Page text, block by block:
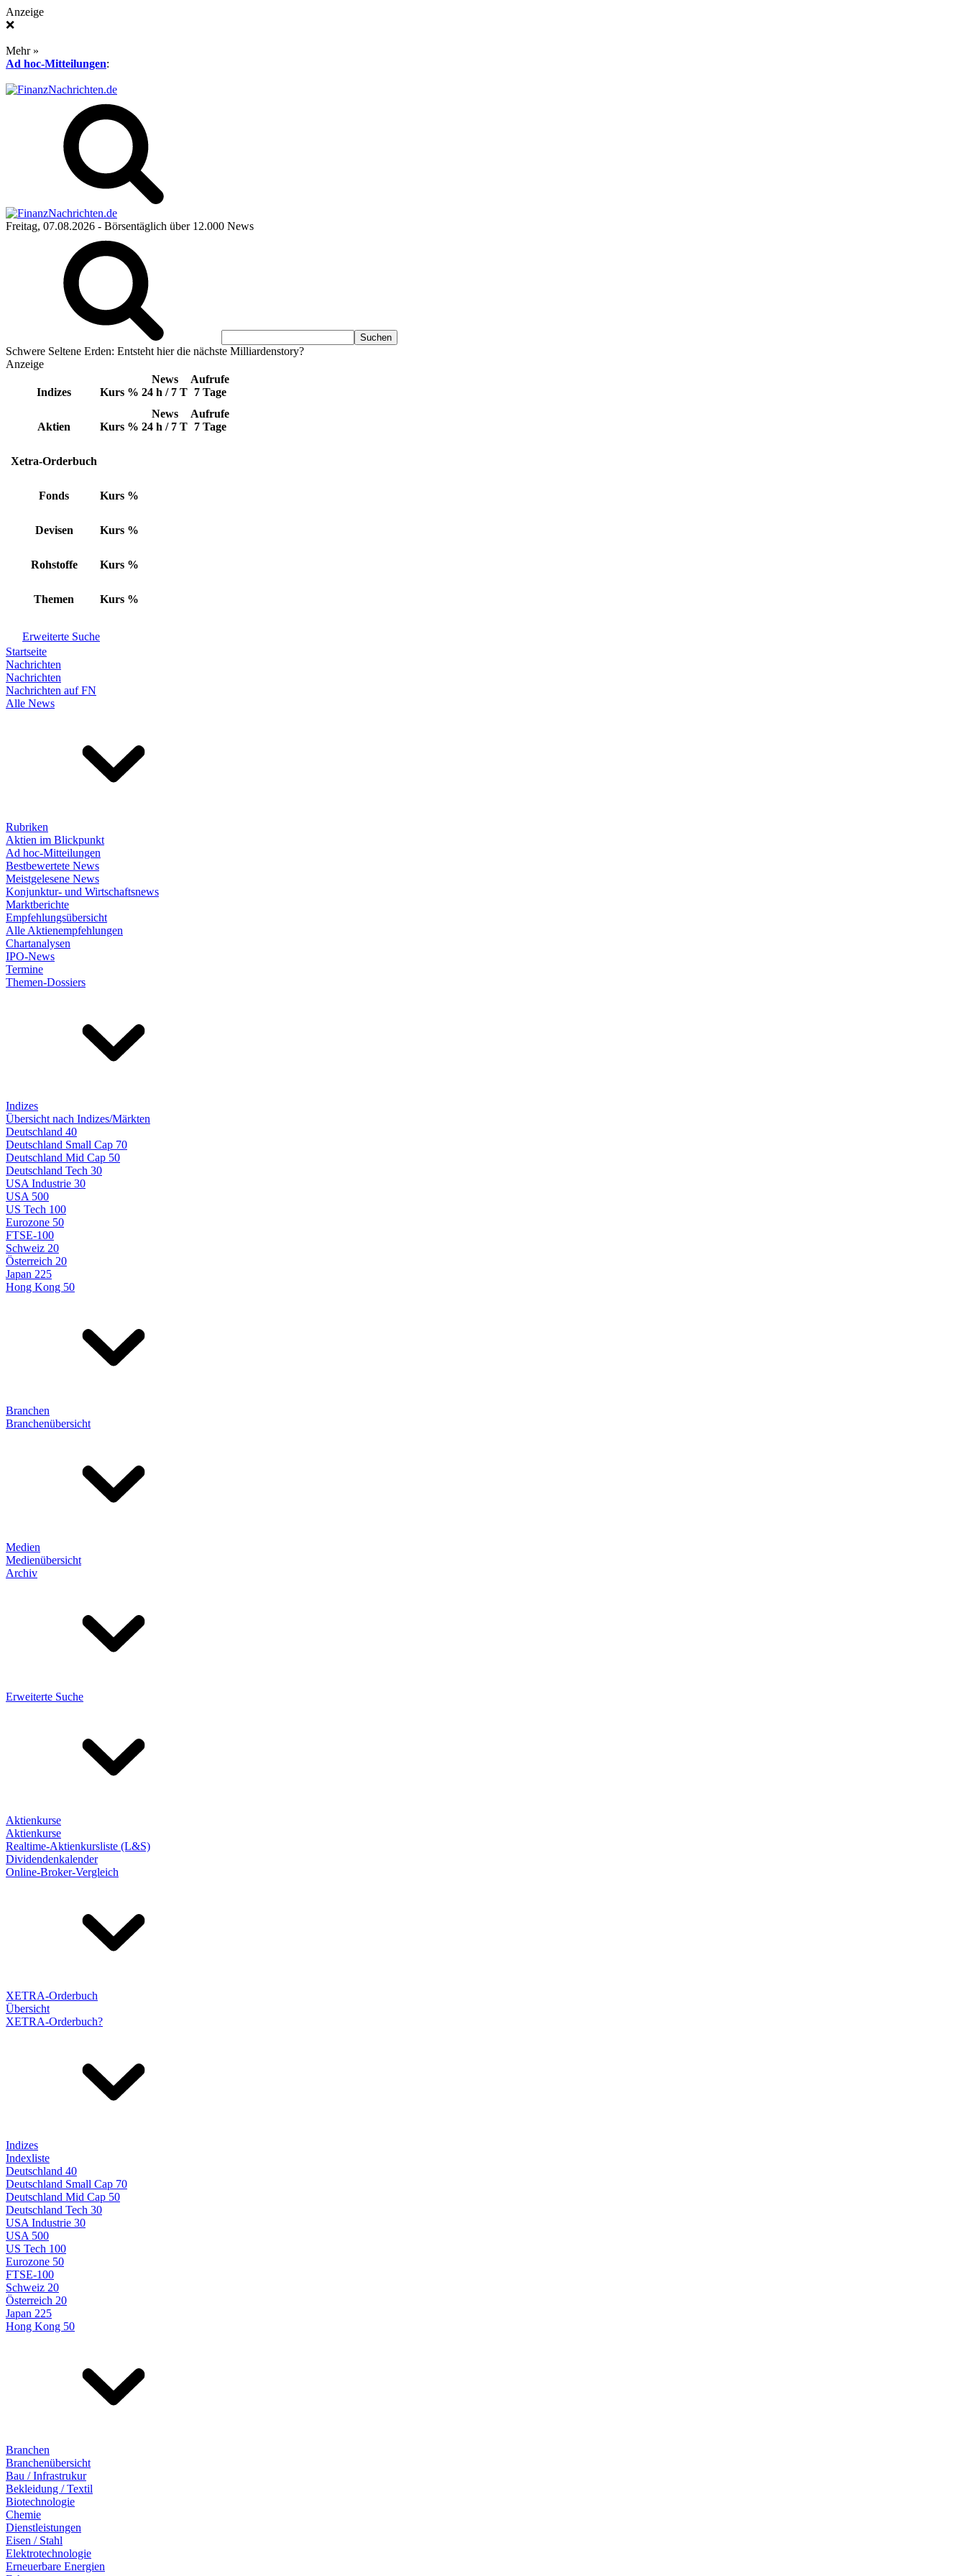
Anzeige
❌
Mehr »
Ad hoc-Mitteilungen:
Freitag, 07.08.2026 - Börsentäglich über 12.000 News
Schwere Seltene Erden: Entsteht hier die nächste Milliardenstory?
Anzeige
Indizes Kurs %
News
24 h / 7 T
Aufrufe
7 Tage
Aktien Kurs %
News
24 h / 7 T
Aufrufe
7 Tage
Xetra-Orderbuch
Fonds Kurs %
Devisen Kurs %
Rohstoffe Kurs %
Themen Kurs %
Erweiterte Suche
Startseite
Nachrichten
Nachrichten
Nachrichten auf FN
Alle News
Rubriken
Aktien im Blickpunkt
Ad hoc-Mitteilungen
Bestbewertete News
Meistgelesene News
Konjunktur- und Wirtschaftsnews
Marktberichte
Empfehlungsübersicht
Alle Aktienempfehlungen
Chartanalysen
IPO-News
Termine
Themen-Dossiers
Indizes
Übersicht nach Indizes/Märkten
Deutschland 40
Deutschland Small Cap 70
Deutschland Mid Cap 50
Deutschland Tech 30
USA Industrie 30
USA 500
US Tech 100
Eurozone 50
FTSE-100
Schweiz 20
Österreich 20
Japan 225
Hong Kong 50
Branchen
Branchenübersicht
Medien
Medienübersicht
Archiv
Erweiterte Suche
Aktienkurse
Aktienkurse
Realtime-Aktienkursliste (L&S)
Dividendenkalender
Online-Broker-Vergleich
XETRA-Orderbuch
Übersicht
XETRA-Orderbuch?
Indizes
Indexliste
Deutschland 40
Deutschland Small Cap 70
Deutschland Mid Cap 50
Deutschland Tech 30
USA Industrie 30
USA 500
US Tech 100
Eurozone 50
FTSE-100
Schweiz 20
Österreich 20
Japan 225
Hong Kong 50
Branchen
Branchenübersicht
Bau / Infrastrukur
Bekleidung / Textil
Biotechnologie
Chemie
Dienstleistungen
Eisen / Stahl
Elektrotechnologie
Erneuerbare Energien